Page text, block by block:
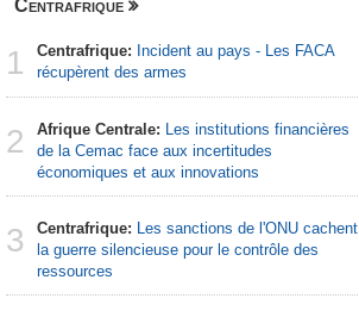
Centrafrique
1 Centrafrique: Incident au pays - Les FACA
récupèrent des armes
2 Afrique Centrale: Les institutions financières
de la Cemac face aux incertitudes
économiques et aux innovations
3 Centrafrique: Les sanctions de l'ONU cachent
la guerre silencieuse pour le contrôle des
ressources